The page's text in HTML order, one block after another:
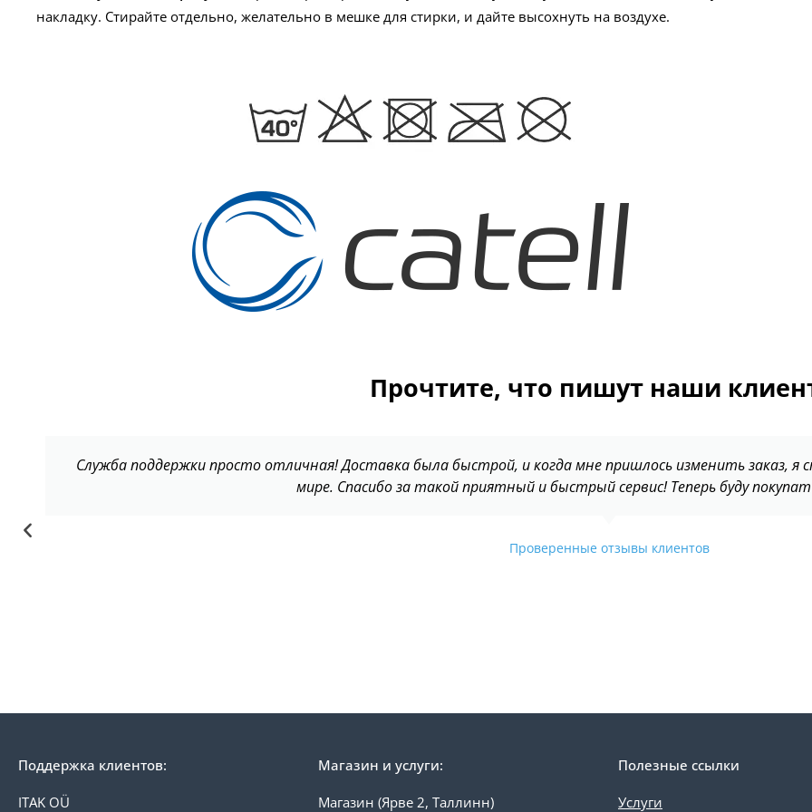
накладку. Стирайте отдельно, желательно в мешке для стирки, и дайте высохнуть на воздухе.
Прочтите, что пишут наши
Служба поддержки просто отличная! Доставка была быстрой, и когда мне пришлось изменить заказ,
мире. Спасибо за такой приятный и быстрый сервис! Теперь буду
Проверенные отзывы клиентов
Поддержка клиентов:
ITAK OÜ
Магазин и услуги:
Магазин (Ярве 2, Таллинн)
Полезные ссылки
Услуги